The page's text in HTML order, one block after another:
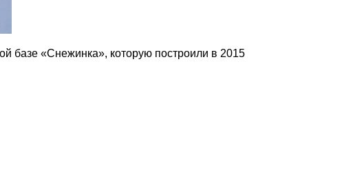
базе «Снежинка», которую построили в 2015